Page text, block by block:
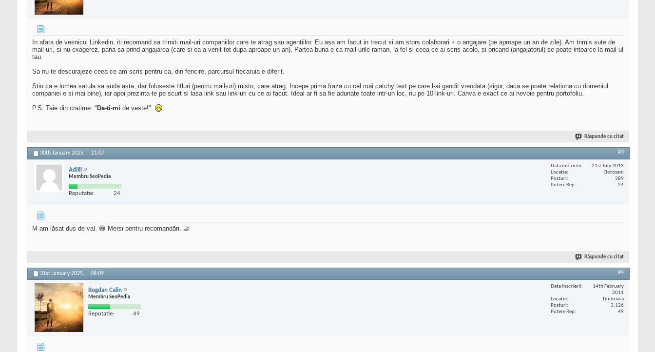
In afara de vesnicul Linkedin, iti recomand sa trimiti mail-uri companiilor care te atrag sau agentiilor. Eu asa am facut in trecut si am stors colaborari + o angajare (pe aproape un an de zile). Am trimis sute de
mail-uri, si nu exagerez, pana sa prind angajarea (care si ea a venit tot dupa aproape un an). Partea buna e ca mail-urile raman, la fel si ceea ce ai scris acolo, si oricand (angajatorul) se poate intoarce la mail-ul
tau.
Sa nu te descurajeze ceea ce am scris pentru ca, din fericire, parcursul fiecaruia e diferit.
Stiu ca e lumea satula sa auda asta, dar foloseste titluri (pentru mail-uri) misto, care atrag. Incepe prima fraza cu cel mai catchy text pe care l-ai gandit vreodata (sigur, daca se poate relationa cu domeniul
companiei e si mai bine), iar apoi prezinta-te pe scurt si lasa link sau link-uri cu ce ai facut. Ideal ar fi sa fie adunate toate intr-un loc, nu pe 10 link-uri. Canva e exact ce ai nevoie pentru portofoliu.
P.S. Taie din cratime: " Da-ți-mi de veste!".
Răspunde cu citat
30th January 2025, 21:07 #3
Adiiii
Membru SeoPedia
Reputatie: 24
Data înscrierii
21st July 2013
Locaţie
Botosani
Posturi
389
Putere Rep
24
M-am lăsat dus de val. 😅 Mersi pentru recomandări. 🤝
Răspunde cu citat
31st January 2025, 08:09 #4
Bogdan Calin
Membru SeoPedia
Reputatie: 49
Data înscrierii
14th February
2011
Locaţie
Timisoara
Posturi
3.126
Putere Rep
49